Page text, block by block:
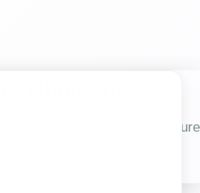
vos travaux de couverture